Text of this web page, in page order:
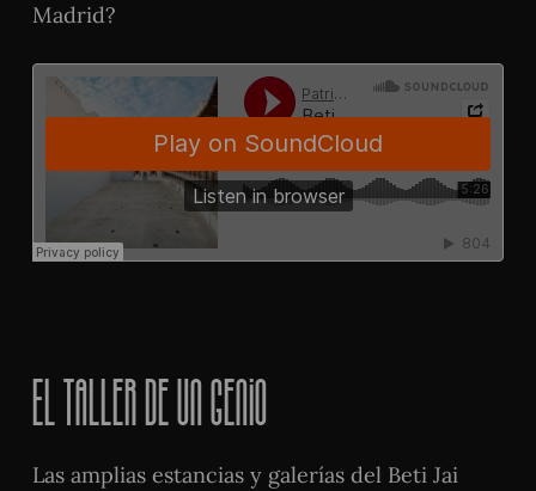
Madrid?
El taller de un genio
Las amplias estancias y galerías del Beti Jai